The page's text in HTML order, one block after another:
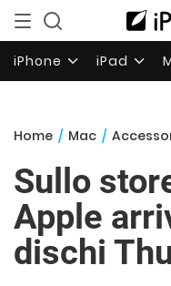
iPhone iPad
Home / Mac /
Sullo
Apple
dischi